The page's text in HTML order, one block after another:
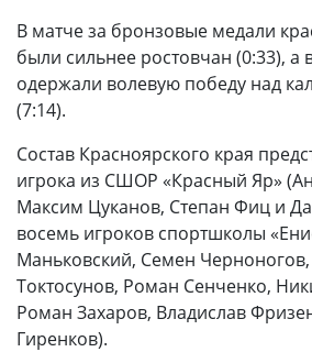
В матче за бронзовые медали
были сильнее ростовчан (0:33), а
одержали волевую победу над
(7:14).
Состав Красноярского края
игрока из СШОР «Красный Яр»
Максим Цуканов, Степан Фиц и
восемь игроков спортшколы
Маньковский, Семен
Токтосунов, Роман Сенченко,
Роман Захаров, Владислав
Гиренков).